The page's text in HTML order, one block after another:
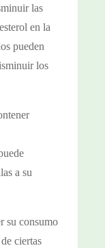
las
en la
pueden
los
a su
su consumo
ciertas